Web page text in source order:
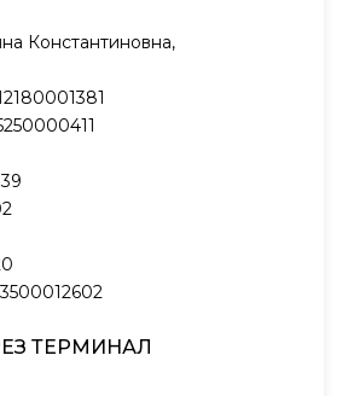
Константиновна,
ТЕРМИНАЛ